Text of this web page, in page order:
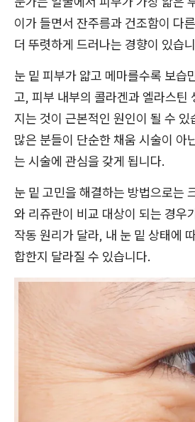
이가 들면서 잔주름과 건조함이 다
더 뚜렷하게 드러나는 경향이 있습
눈 밑 피부가 얇고 메마를수록 보습
고, 피부 내부의 콜라겐과 엘라스틴
지는 것이 근본적인 원인이 될 수
많은 분들이 단순한 채움 시술이 아
는 시술에 관심을 갖게 됩니다.
눈 밑 고민을 해결하는 방법으로는
와 리쥬란이 비교 대상이 되는 경우
작동 원리가 달라, 내 눈 밑 상태에
합한지 달라질 수 있습니다.